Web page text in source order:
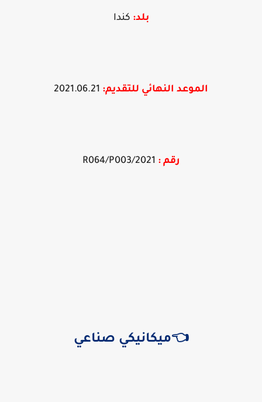
بلد:كندا
الموعد النهائيللتقديم:
2021.06.21
رقم : 2021/R064/P003
👈ميكانيكي صناعي